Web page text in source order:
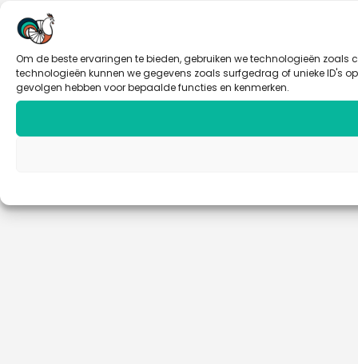
Om de beste ervaringen te bieden, gebruiken we technologieën
technologieën kunnen we gegevens zoals surfgedrag of unieke ID's
gevolgen hebben voor bepaalde functies en kenmerken.